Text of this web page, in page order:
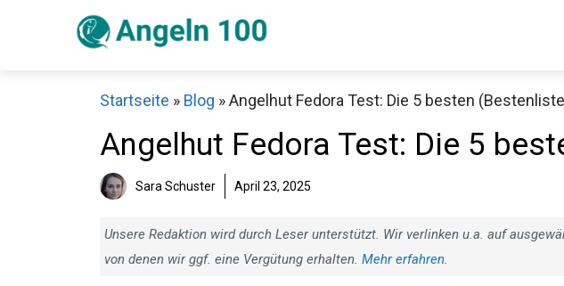
Startseite » Blog »Angelhut Fedora Test: Die 5 besten
Angelhut Fedora Test: Die 5
Sara Schuster April 23, 2025
Unsere Redaktion wird durch Leser unterstützt. Wir verlinken u.a. auf
von denen wir ggf. eine Vergütung erhalten. Mehr erfahren.
Schaue dir jetzt die